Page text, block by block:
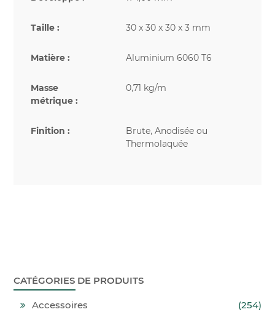
Taille : 30 x 30 x 30 x 3 mm
Matière : Aluminium 6060 T6
Masse
métrique :
0,71 kg/m
Finition :
Brute, Anodisée ou
Thermolaquée
CATÉGORIES DE PRODUITS
Accessoires (254)